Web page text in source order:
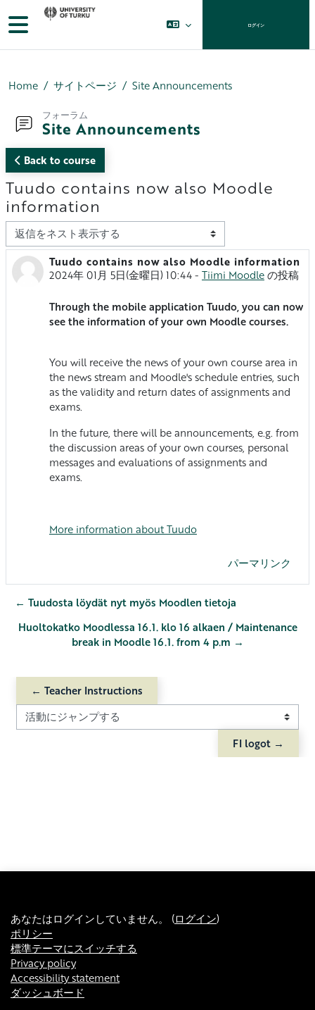
メインコンテンツへスキップする
サイドパネル ログイン
Home サイトページ Site Announcements
フォーラム
Site Announcements
Back to course
Tuudo contains now also Moodle
information
表示モード
Tuudo contains now also Moodle information
2024年 01月 5日(金曜日) 10:44- Tiimi Moodleの投稿
返信数: 0
Through the mobile application Tuudo, you can now
see the information of your own Moodle courses.
You will receive the news of your own course area in
the news stream and Moodle's schedule entries, such
as the validity and return dates of assignments and
exams.
In the future, there will be announcements, e.g. from
the discussion areas of your own courses, personal
messages and evaluations of assignments and
exams.
More information aboutTuudo
パーマリンク
← Tuudosta löydät nyt myös Moodlen tietoja
Huoltokatko Moodlessa 16.1. klo 16 alkaen / Maintenance
break in Moodle 16.1. from 4 p.m →
← Teacher Instructions
活動にジャンプする
FI logot →
あなたはログインしていません。 (ログイン)
ポリシー
標準テーマにスイッチする
Privacy policy
Accessibility statement
ダッシュボード